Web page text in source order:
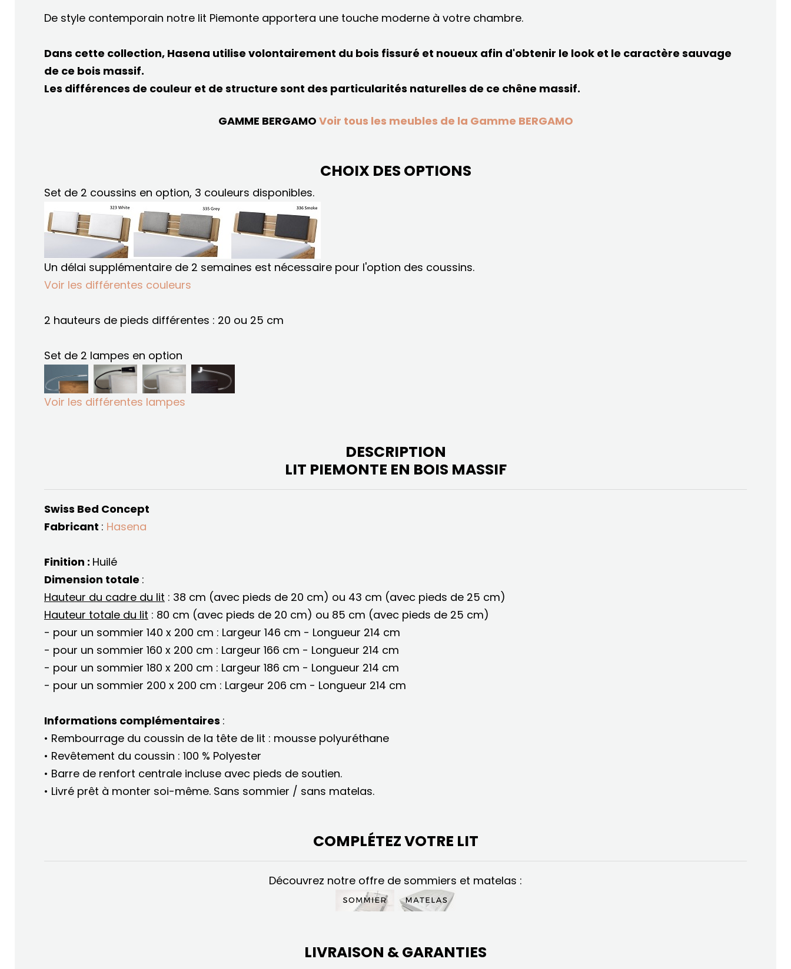
De style contemporain notre lit Piemonte apportera une touche moderne à votre chambre.
Dans cette collection, Hasena utilise volontairement du bois fissuré et noueux afin d'obtenir le look et le caractère sauvage
de ce bois massif.
Les différences de couleur et de structure sont des particularités naturelles de ce chêne massif.
GAMME BERGAMO Voir tous les meubles de la Gamme BERGAMO
CHOIX DES OPTIONS
Set de 2 coussins en option, 3 couleurs disponibles.
Un délai supplémentaire de 2 semaines est nécessaire pour l'option des coussins.
Voir les différentes couleurs
2 hauteurs de pieds différentes : 20 ou 25 cm
Set de 2 lampes en option
Voir les différentes lampes
DESCRIPTION
LIT PIEMONTE EN BOIS MASSIF
Swiss Bed Concept
Fabricant : Hasena
Finition : Huilé
Dimension totale :
Hauteur du cadre du lit : 38 cm (avec pieds de 20 cm) ou 43 cm (avec pieds de 25 cm)
Hauteur totale du lit : 80 cm (avec pieds de 20 cm) ou 85 cm (avec pieds de 25 cm)
- pour un sommier 140 x 200 cm : Largeur 146 cm - Longueur 214 cm
- pour un sommier 160 x 200 cm : Largeur 166 cm - Longueur 214 cm
- pour un sommier 180 x 200 cm : Largeur 186 cm - Longueur 214 cm
- pour un sommier 200 x 200 cm : Largeur 206 cm - Longueur 214 cm
Informations complémentaires :
• Rembourrage du coussin de la tête de lit : mousse polyuréthane
• Revêtement du coussin : 100 % Polyester
• Barre de renfort centrale incluse avec pieds de soutien.
• Livré prêt à monter soi-même. Sans sommier / sans matelas.
COMPLÉTEZ VOTRE LIT
Découvrez notre offre de sommiers et matelas :
LIVRAISON & GARANTIES